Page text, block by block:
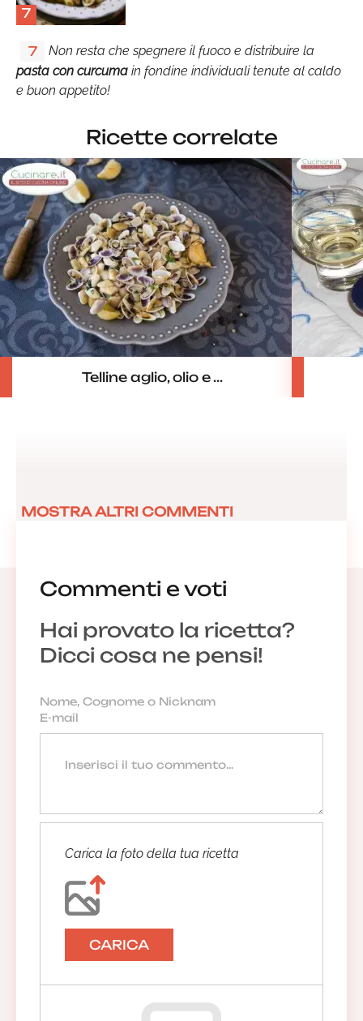
7
7
Non resta che spegnere il fuoco e distribuire la
pasta con curcuma in fondine individuali tenute al caldo
e buon appetito!
Ricette correlate
Telline aglio, olio e ...
Commenti e voti
Hai provato la ricetta?
Dicci cosa ne pensi!
Carica la foto della tua ricetta
CARICA
MOSTRA ALTRI COMMENTI